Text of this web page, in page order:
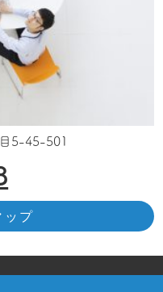
5-45-501
ップ